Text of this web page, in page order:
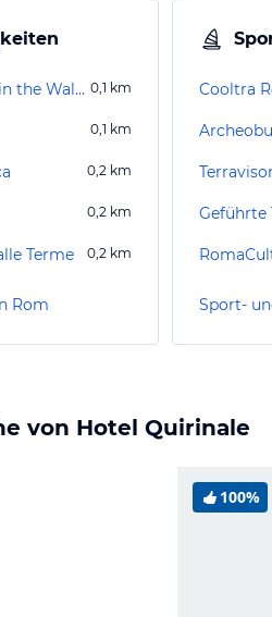
Kirche St. Paul's Within the Walls 0,1 km
0,1 km
0,2 km
0,2 km
Terme 0,2 km
Rom
Cooltra
Geführte
Sport-
von Hotel Quirinale
100%